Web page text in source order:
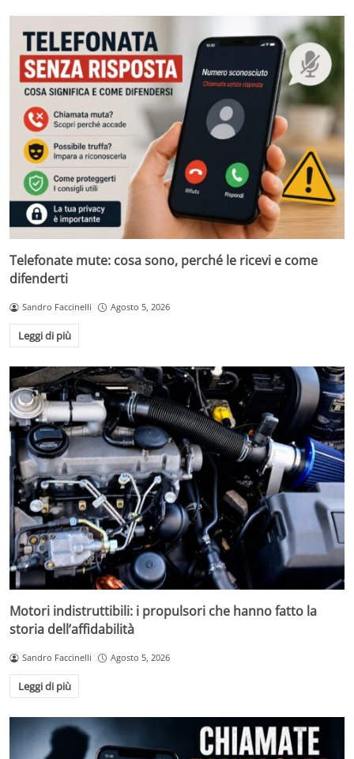
Telefonate mute: cosa sono, perché le ricevi e come
difenderti
Sandro Faccinelli Agosto 5, 2026
Leggi di più
Motori indistruttibili: i propulsori che hanno fatto la
storia dell’affidabilità
Sandro Faccinelli Agosto 5, 2026
Leggi di più